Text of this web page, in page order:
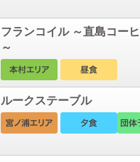
フランコイル ～直島コー
～
ルークステーブル